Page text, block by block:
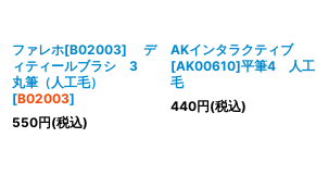
ファレホ[B02003] デ
ィティールブラシ 3
丸筆（人工毛）
[B02003]
550円(税込)
AKインタラクティブ
[AK00610]平筆4 人工
毛
440円(税込)